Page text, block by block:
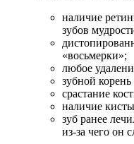
наличие
зубов
«восьмерки»;
любое
зубной
срастание
наличие
зуб ранее
из-за чего он